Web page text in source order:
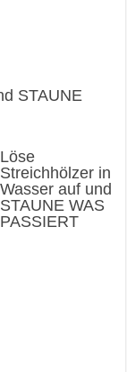
STAUNE
Löse
Streichhölzer in
Wasser auf und
STAUNE WAS
PASSIERT